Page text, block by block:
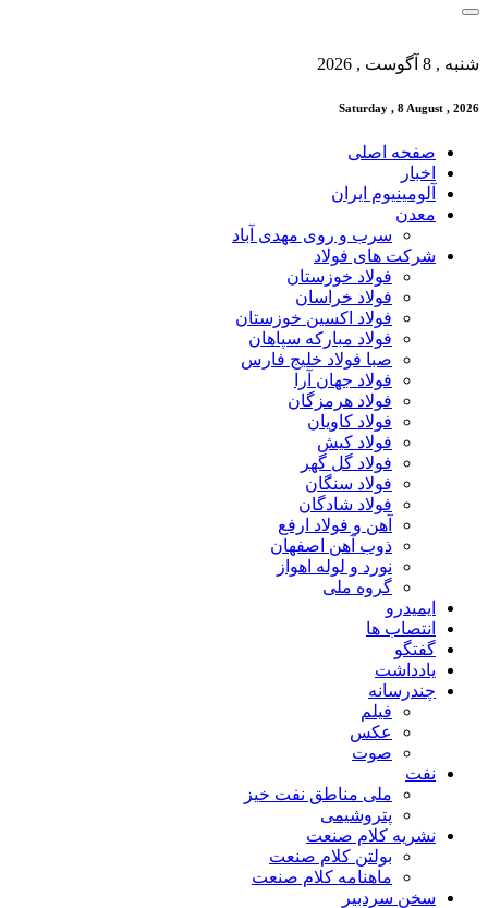
شنبه , 8 آگوست , 2026
Saturday , 8 August , 2026
صفحه اصلی
اخبار
آلومینیوم ایران
معدن
سرب و روی مهدی آباد
شرکت های فولاد
فولاد خوزستان
فولاد خراسان
فولاد اکسین خوزستان
فولاد مبارکه سپاهان
صبا فولاد خلیج فارس
فولاد جهان آرا
فولاد هرمزگان
فولاد کاویان
فولاد کیش
فولاد گل گهر
فولاد سنگان
فولاد شادگان
آهن و فولاد ارفع
ذوب آهن اصفهان
نورد و لوله اهواز
گروه ملی
ایمیدرو
انتصاب ها
گفتگو
یادداشت
چندرسانه
فیلم
عکس
صوت
نفت
ملی مناطق نفت خیز
پتروشیمی
نشریه کلام صنعت
بولتن کلام صنعت
ماهنامه کلام صنعت
سخن سردبیر